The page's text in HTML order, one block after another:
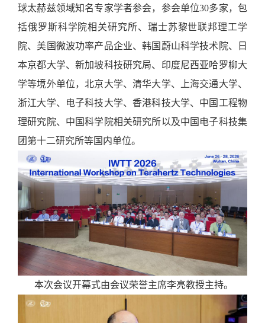
球太赫兹领域知名专家学者参会，参会单位30多家，包
括俄罗斯科学院相关研究所、瑞士苏黎世联邦理工学
院、美国微波功率产品企业、韩国蔚山科学技术院、日
本京都大学、新加坡科技研究局、印度尼西亚哈罗柳大
学等境外单位，北京大学、清华大学、上海交通大学、
浙江大学、电子科技大学、香港科技大学、中国工程物
理研究院、中国科学院相关研究所以及中国电子科技集
团第十二研究所等国内单位。
本次会议开幕式由会议荣誉主席李亮教授主持。